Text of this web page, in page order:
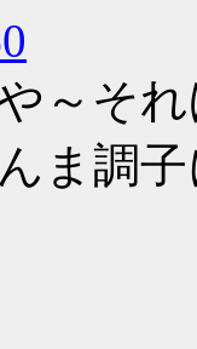
や～そ
んま調